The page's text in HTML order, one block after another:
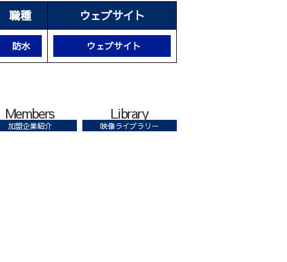
職種
ウェブサイト
防水 ウェブサイト
Members
加盟企業紹介
Library
映像ライブラリー